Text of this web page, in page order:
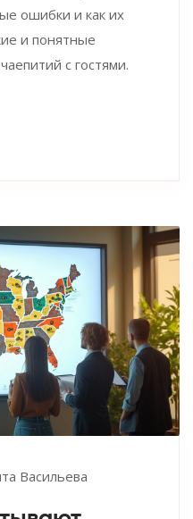
ошибки и как их
и понятные
с гостями.
Васильева